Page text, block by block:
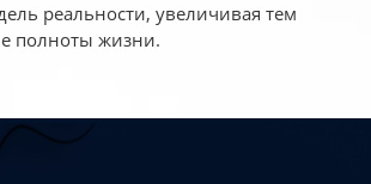
реальности, увеличивая тем
полноты жизни.